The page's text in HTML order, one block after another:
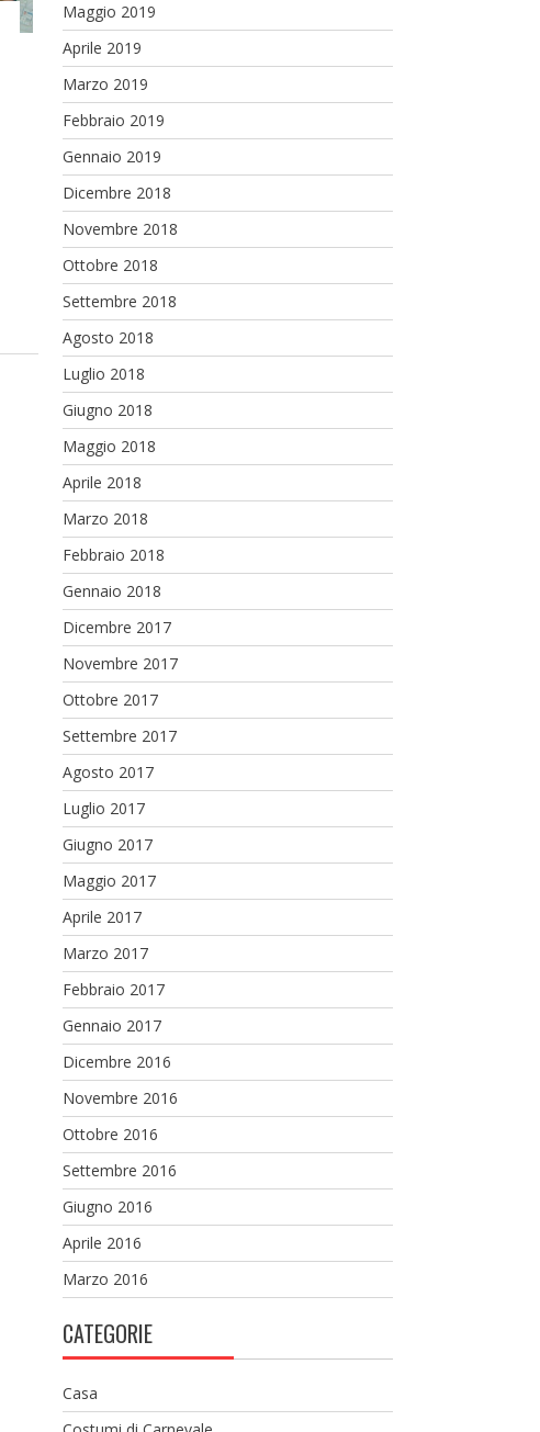
Maggio 2019
Aprile 2019
Marzo 2019
Febbraio 2019
Gennaio 2019
Dicembre 2018
Novembre 2018
Ottobre 2018
Settembre 2018
Agosto 2018
Luglio 2018
Giugno 2018
Maggio 2018
Aprile 2018
Marzo 2018
Febbraio 2018
Gennaio 2018
Dicembre 2017
Novembre 2017
Ottobre 2017
Settembre 2017
Agosto 2017
Luglio 2017
Giugno 2017
Maggio 2017
Aprile 2017
Marzo 2017
Febbraio 2017
Gennaio 2017
Dicembre 2016
Novembre 2016
Ottobre 2016
Settembre 2016
Giugno 2016
Aprile 2016
Marzo 2016
CATEGORIE
Casa